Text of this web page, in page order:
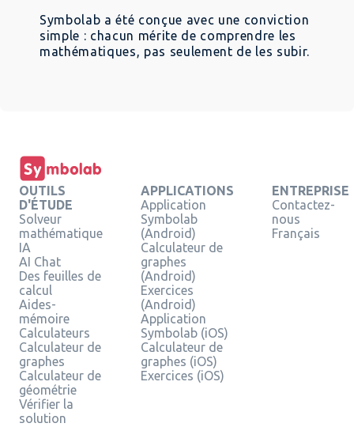
Symbolab a été conçue avec une conviction
simple : chacun mérite de comprendre les
mathématiques, pas seulement de les subir.
OUTILS
D'ÉTUDE
Solveur
mathématique
IA
AI Chat
Des feuilles de
calcul
Aides-
mémoire
Calculateurs
Calculateur de
graphes
Calculateur de
géométrie
Vérifier la
solution
APPLICATIONS
Application
Symbolab
(Android)
Calculateur de
graphes
(Android)
Exercices
(Android)
Application
Symbolab (iOS)
Calculateur de
graphes (iOS)
Exercices (iOS)
ENTREPRISE
Contactez-
nous
Français